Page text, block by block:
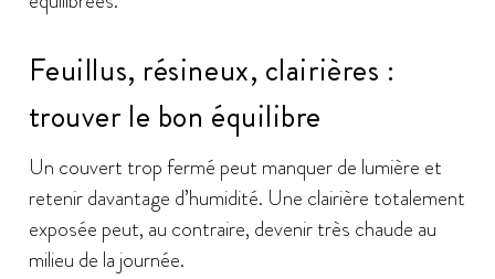
Feuillus, résineux, clairières :
trouver le bon équilibre
Un couvert trop fermé peut manquer de lumière et
retenir davantage d’humidité. Une clairière totalement
exposée peut, au contraire, devenir très chaude au
milieu de la journée.